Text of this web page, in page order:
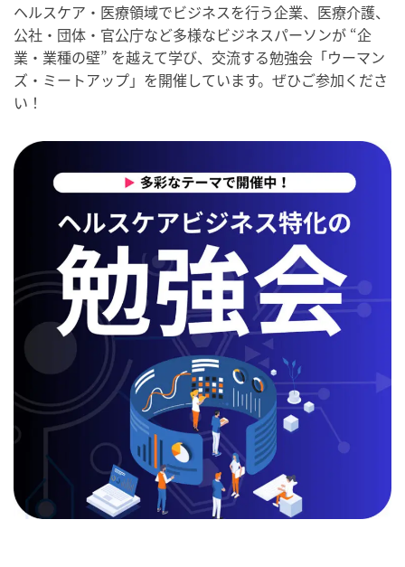
ヘルスケア・医療領域でビジネスを行う企業、医療介護、
公社・団体・官公庁など多様なビジネスパーソンが “企
業・業種の壁” を越えて学び、交流する勉強会「ウーマン
ズ・ミートアップ」を開催しています。ぜひご参加くださ
い！